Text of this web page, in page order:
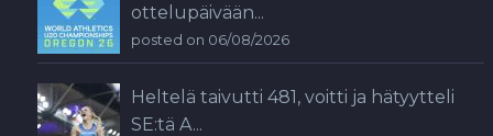
ottelupäivään...
posted on 06/08/2026
Heltelä taivutti 481, voitti ja hätyytteli
SE:tä A...